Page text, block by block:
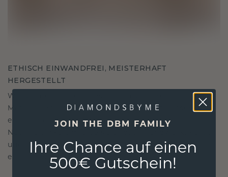
ETHISCH EINWANDFREI, MEISTERHAFT
HERGESTELLT
Wir wählen nur die besten, umweltfreundlichen
Materialien und Labor Diamanten aus. Unsere
erfahrenen Goldschmiede verbinden
Nachhaltigkeit mit beispielloser Handwerkskunst
und stellen so sicher, dass Ihr Schmuck ebenso
ethisch wie exquisit ist.
JOIN THE DBM FAMILY
Ihre Chance auf einen
500€ Gutschein!